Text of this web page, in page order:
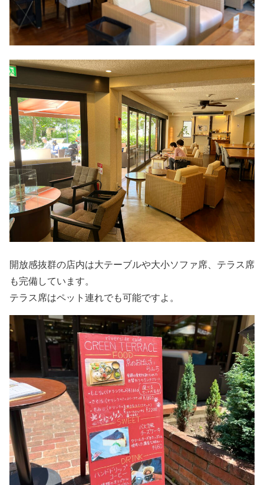
開放感抜群の店内は大テーブルや大小ソファ席、テラス席
も完備しています。
テラス席はペット連れでも可能ですよ。